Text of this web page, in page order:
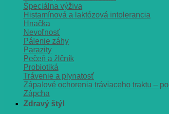
Špeciálna výživa
Histamínová a laktózová intolerancia
Hnačka
Nevoľnosť
Pálenie záhy
Parazity
Pečeň a žlčník
Probiotiká
Trávenie a plynatosť
Zápalové ochorenia tráviaceho traktu –
Zápcha
Zdravý štýl